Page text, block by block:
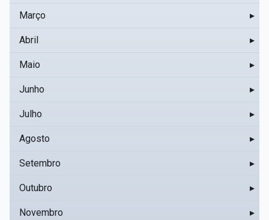
Março ▸
Abril ▸
Maio ▸
Junho ▸
Julho ▸
Agosto ▸
Setembro ▸
Outubro ▸
Novembro ▸